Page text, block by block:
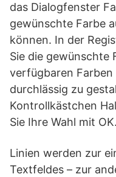
das Dialogfenster
gewünschte Farbe
können. In der
Sie die gewünschte
verfügbaren Farben
durchlässig zu
Kontrollkästchen
Sie Ihre Wahl mit OK.
Linien werden zur
Textfeldes – zur